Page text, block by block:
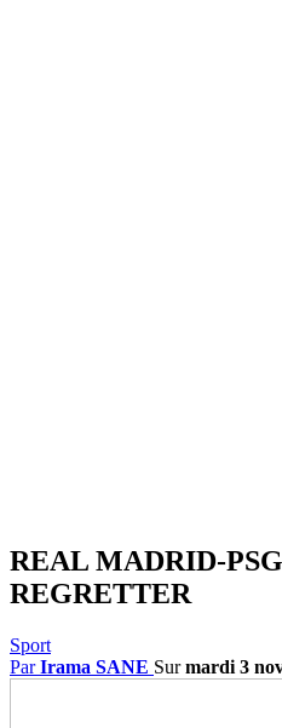
REAL MADRID-
REGRETTER
Sport
ParIrama SANE Surmardi 3